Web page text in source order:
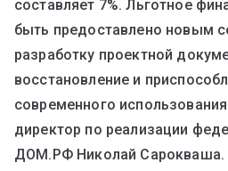
составляет 7%. Льготное
быть предоставлено новым
разработку проектной
восстановление и
современного
директор по реализации
ДОМ.РФ Николай Сарокваша.